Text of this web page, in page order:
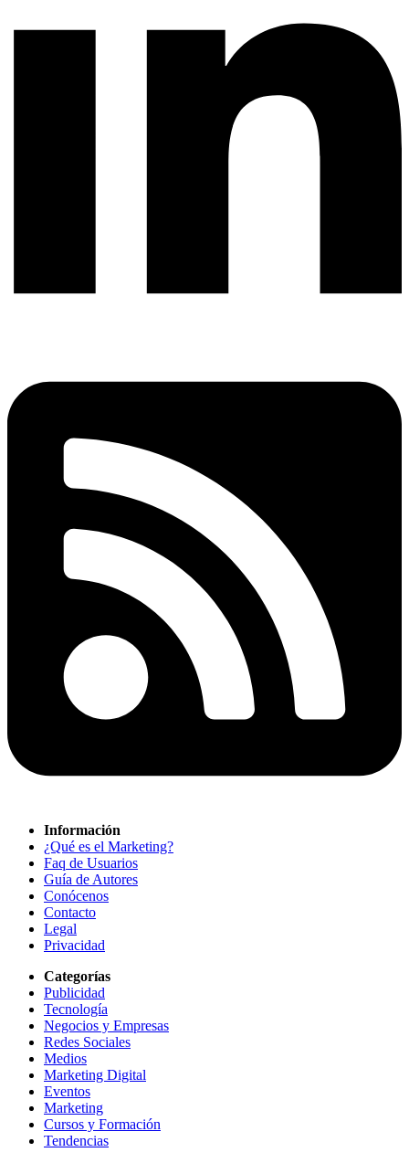
Información
¿Qué es el Marketing?
Faq de Usuarios
Guía de Autores
Conócenos
Contacto
Legal
Privacidad
Categorías
Publicidad
Tecnología
Negocios y Empresas
Redes Sociales
Medios
Marketing Digital
Eventos
Marketing
Cursos y Formación
Tendencias